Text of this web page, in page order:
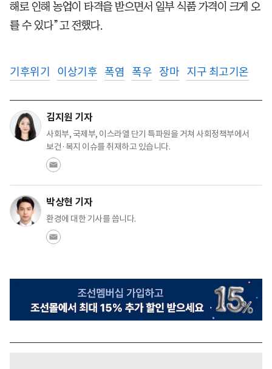
해로 인해 농업이 타격을 받으면서 일부 식품 가격이 크게 오
를 수 있다”고 전했다.
기후위기 이상기후 폭염 폭우 장마 지구 최고기온
김지원 기자
사회부, 국제부, 이스라엘 단기 특파원을 거쳐 사회정책부에서
보건·복지 이슈를 취재하고 있습니다.
박상현 기자
환경에 대한 기사를 씁니다.